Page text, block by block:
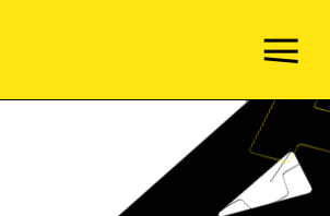
de la prévention